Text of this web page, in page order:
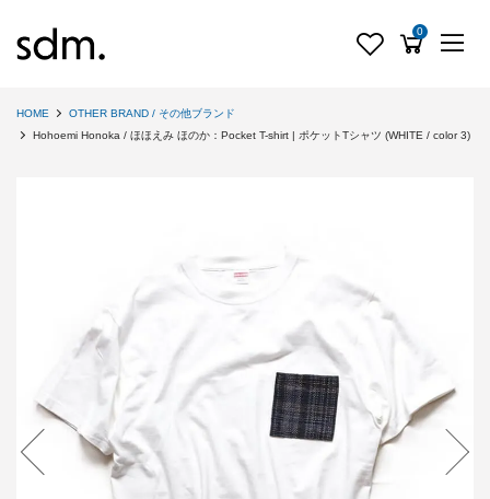
0
HOME
OTHER BRAND / その他ブランド
Hohoemi Honoka / ほほえみ ほのか：Pocket T-shirt | ポケットTシャツ (WHITE / color 3)